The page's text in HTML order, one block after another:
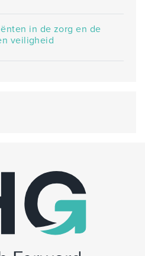
in de zorg en de
veiligheid